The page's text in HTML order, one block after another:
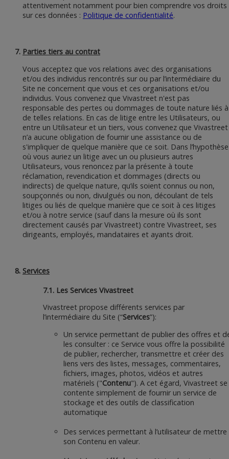
attentivement notamment pour bien comprendre vos droits
sur ces données : Politique de confidentialité.
Parties tiers au contrat
Vous acceptez que vos relations avec des organisations
et/ou des individus rencontrés sur ou par l’intermédiaire du
Site ne concernent que vous et ces organisations et/ou
individus. Vous convenez que Vivastreet n'est pas
responsable des pertes ou dommages de toute nature liés à
de telles relations. En cas de litige entre les Utilisateurs, ou
entre un Utilisateur et un tiers, vous convenez que Vivastreet
n’a aucune obligation de fournir une assistance ou de
s'impliquer de quelque manière que ce soit. Dans l’hypothèse
où vous auriez un litige avec un ou plusieurs autres
Utilisateurs, vous renoncez par la présente à toute
réclamation, revendication et dommages (directs ou
indirects) de quelque nature, qu’ils soient connus ou non,
soupçonnés ou non, divulgués ou non, découlant de tels
litiges ou liés de quelque manière que ce soit à ces litiges
et/ou à notre service (sauf dans la mesure où ils sont
directement causés par Vivastreet) contre Vivastreet, ses
dirigeants, employés, mandataires et ayants droit.
Services
7.1. Les Services Vivastreet
Vivastreet propose différents services par
l’intermédiaire du Site (“Services”):
Un service permettant de publier des offres et
les consulter : ce Service vous offre la possibilité
de publier, rechercher, transmettre et créer des
liens vers des listes, messages, commentaires,
fichiers, images, photos, vidéos et autres
matériels ("Contenu"). A cet égard, Vivastreet se
contente simplement de fournir un service de
stockage et des outils de classification
automatique
Des services permettant à l’utilisateur de mettre
son Contenu en valeur.